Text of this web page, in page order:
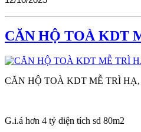
CĂN HỘ TOÀ KDT
CĂN HỘ TOÀ KDT MỄ TRÌ
G.i.á hơn 4 tỷ diện tích sd 80m2